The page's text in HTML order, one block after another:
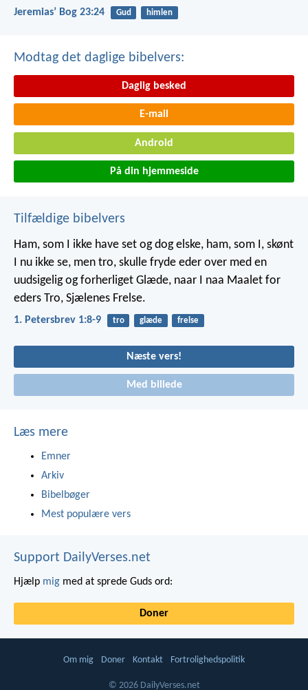
Jeremiasʼ Bog 23:24 Gud himlen
Modtag det daglige bibelvers:
Daglig besked
E-mail
Android
På din hjemmeside
Tilfældige bibelvers
Ham, som I ikke have set og dog elske, ham, som I, skønt
I nu ikke se, men tro, skulle fryde eder over med en
uudsigelig og forherliget Glæde, naar I naa Maalet for
eders Tro, Sjælenes Frelse.
1. Petersbrev 1:8-9 tro glæde frelse
Næste vers!
Med billede
Læs mere
Emner
Arkiv
Bibelbøger
Mest populære vers
Support DailyVerses.net
Hjælp mig med at sprede Guds ord:
Doner
Om mig Doner Kontakt Fortrolighedspolitik
© 2026 DailyVerses.net